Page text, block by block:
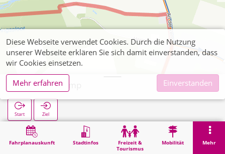
Fahrplanauskunft Stadtinfos
Freizeit &
Tourismus
Mobilität Mehr
Stahe Im Kamp
Start Ziel
Suche
Diese Webseite verwendet Cookies. Durch die Nutzung
unserer Webseite erklären Sie sich damit einverstanden, dass
wir Cookies einsetzen.
Mehr erfahren
Einverstanden